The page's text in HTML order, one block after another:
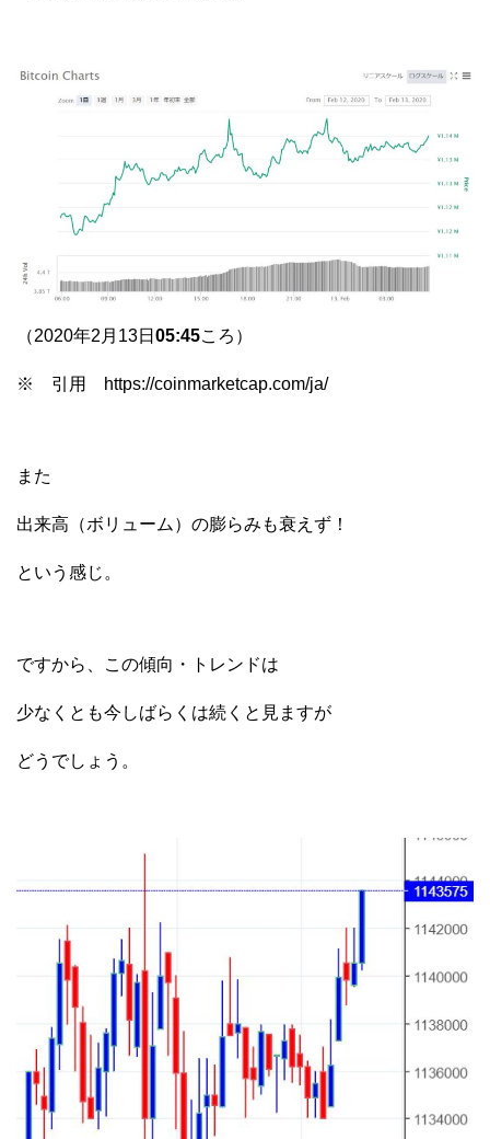
（2020年2月13日 05:45ころ）
※ 引用 https://coinmarketcap.com/ja/
また
出来高（ボリューム）の膨らみも衰えず！
という感じ。
ですから、この傾向・トレンドは
少なくとも今しばらくは続くと見ますが
どうでしょう。